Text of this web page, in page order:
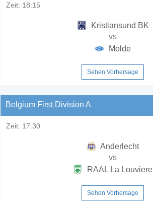
Zeit: 18:15
Kristiansund BK
vs
Molde
Sehen Vorhersage
Belgium First Division A
Zeit: 17:30
Anderlecht
vs
RAAL La Louviere
Sehen Vorhersage